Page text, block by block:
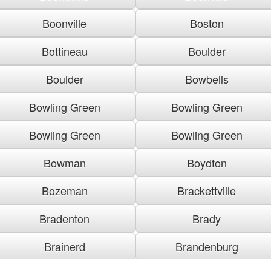
Boonville
Boston
Bottineau
Boulder
Boulder
Bowbells
Bowling Green
Bowling Green
Bowling Green
Bowling Green
Bowman
Boydton
Bozeman
Brackettville
Bradenton
Brady
Brainerd
Brandenburg